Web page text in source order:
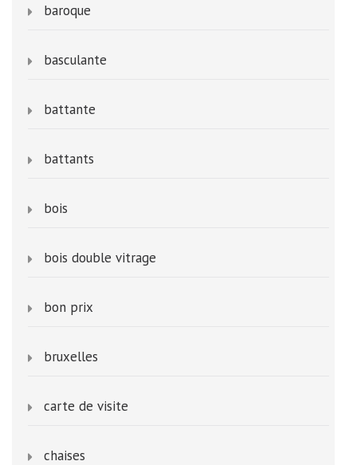
baroque
basculante
battante
battants
bois
bois double vitrage
bon prix
bruxelles
carte de visite
chaises